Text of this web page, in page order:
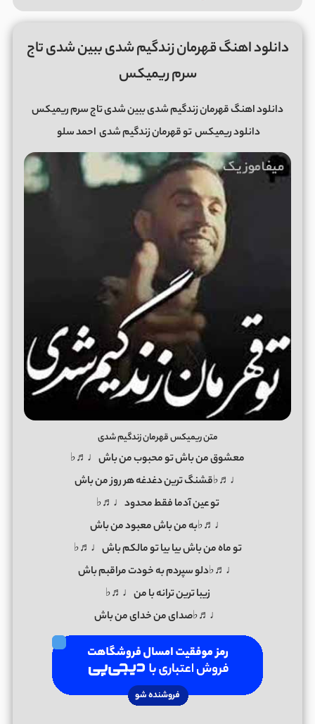
دانلود اهنگ قهرمان زندگیم شدی ببین شدی تاج
سرم ریمیکس
دانلود اهنگ قهرمان زندگیم شدی ببین شدی تاج سرم ریمیکس
دانلود ریمیکستو قهرمان زندگیم شدی احمد سلو
متن ریمیکس قهرمان زندگیم شدی
معشوق من باش تو محبوب من باش♩♬♭
♩♬♭قشنگ ترین دغدغه هر روز من باش
تو عین آدما فقط محدود♩♬♭
♩♬♭به من باش معبود من باش
تو ماه من باش بیا بیا تو مالکم باش♩♬♭
♩♬♭دلو سپردم به خودت مراقبم باش
زیبا ترین ترانه با من♩♬♭
♩♬♭صدای من خدای من باش